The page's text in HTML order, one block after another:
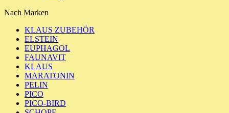
Nach Marken
KLAUS ZUBEHÖR
ELSTEIN
EUPHAGOL
FAUNAVIT
KLAUS
MARATONIN
PELIN
PICO
PICO-BIRD